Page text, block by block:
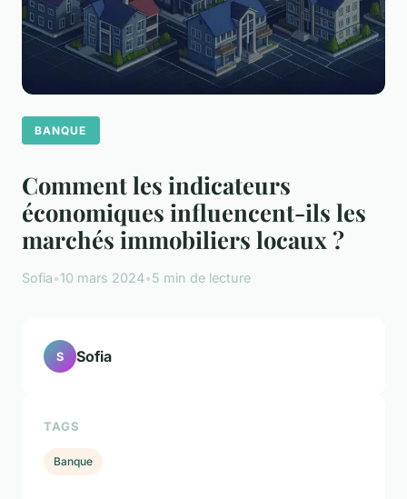
BANQUE
Comment les indicateurs
économiques influencent-ils les
marchés immobiliers locaux ?
Sofia•10 mars 2024•5 min de lecture
S Sofia
TAGS
Banque